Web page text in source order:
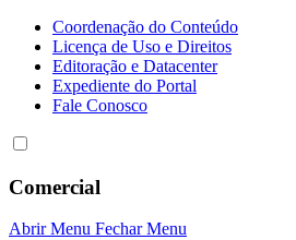
Coordenação do Conteúdo
Licença de Uso e Direitos
Editoração e Datacenter
Expediente do Portal
Fale Conosco
Comercial
Abrir Menu Fechar Menu